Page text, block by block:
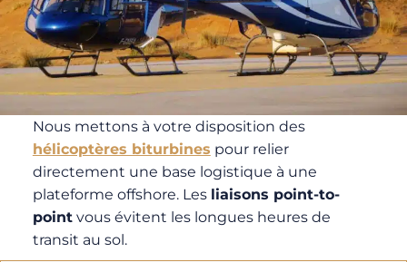
Nous mettons à votre disposition des
hélicoptères biturbines pour relier
directement une base logistique à une
plateforme offshore. Les liaisons point-to-
pointvous évitent les longues heures de
transit au sol.